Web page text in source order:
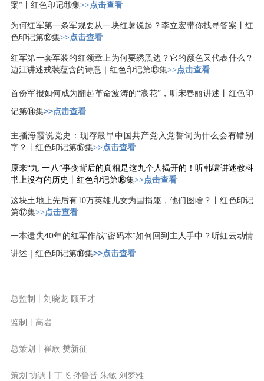
案”丨红色印记⑪集>>点击查看
为何红军第一条军规要从一块红薯说起？李立宏带你找寻答案丨红
色印记第⑫集>>点击查看
红军第一套军装的红领章上为何要绣黑边？它的颜色又代表什么？
边江讲述戎装蕴含的诗意｜红色印记第⑬集>>点击查看
首份军报如何成为翻起革命波涛的“浪花”，听宋春丽讲述丨红色印
记第⑭集>>点击查看
主播海霞说党史：现存最早中国共产党入党誓词为什么会有错别
字？丨红色印记第⑮集>>点击查看
原来“九·一八”事变背后的真相是这九个人揭开的！听韩啸讲述教科
书上没有的历史丨红色印记第⑯集>>点击查看
这块土地上先后有10万英雄儿女为国捐躯，他们图啥？丨红色印记
第⑰集>>点击查看
一本遗失40年的红军作战“密码本”如何回到主人手中？听虹云动情
讲述｜红色印记第⑱集>>点击查看
总监制丨刘晓龙 顾玉才
监制丨高岩
总策划丨崔欣 樊新征
策划 协调丨丁飞 孙鲁晋 朱敏 刘梦雅